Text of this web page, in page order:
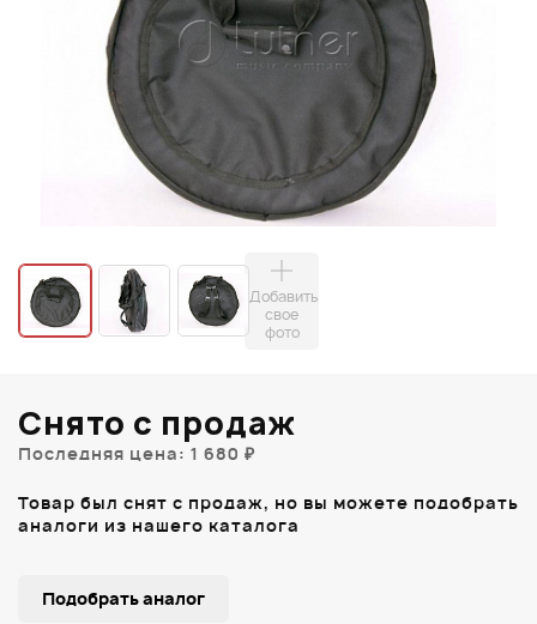
Добавить
свое
фото
Снято с продаж
Последняя цена: 1 680 ₽
Товар был снят с продаж, но вы можете подобрать
аналоги из нашего каталога
Подобрать аналог